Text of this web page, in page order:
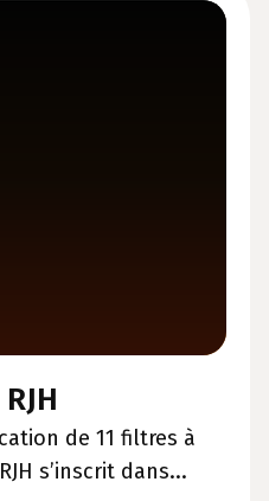
de 11 filtres à
s’inscrit dans...